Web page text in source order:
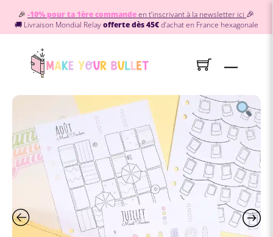
🎉 -10% pour ta 1ère commandeen t’inscrivant à la newsletter ici 🎉
🚚 Livraison Mondial Relayofferte dès 45€d’achat en France hexagonale
Menu